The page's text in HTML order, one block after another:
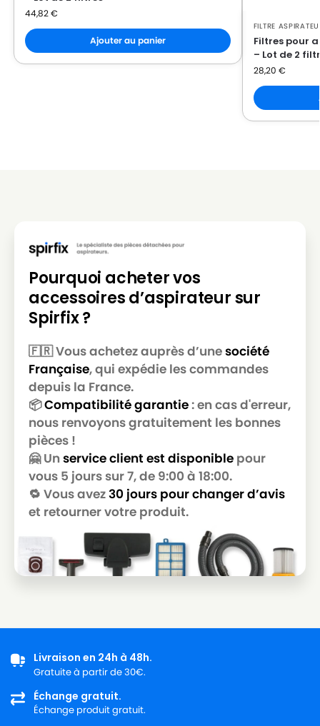
TEFAL
TEFAL
TEFAL TW 4871 HA
TEFAL
44,82€
Ajouter au panier
FILTRE
Filtres pour
– Lot de 2
28,20 €
Pourquoi acheter vos
accessoires d’aspirateur sur
Spirfix ?
🇫🇷 Vous achetez auprès d’unesociété
Française, qui expédie les commandes
depuis la France.
📦Compatibilité garantie: en cas d'erreur,
nous renvoyons gratuitement les bonnes
pièces !
🤗 Un service client est disponible pour
vous 5 jours sur 7, de 9:00 à 18:00.
🔁 Vous avez30 jours pour changer d’avis
et retourner votre produit.
Livraison en 24h à 48h.
Gratuite à partir de 30€.
Échange gratuit.
Échange produit gratuit.